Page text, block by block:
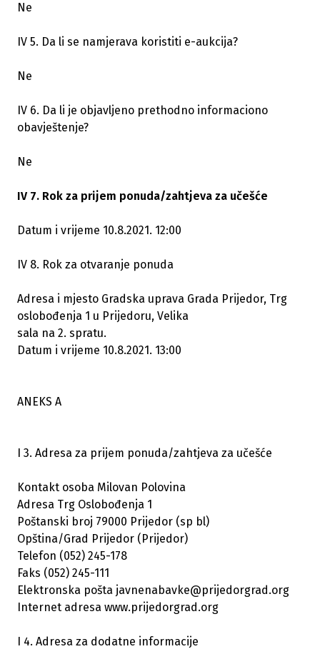
Ne
IV 5. Da li se namjerava koristiti e-aukcija?
Ne
IV 6. Da li je objavljeno prethodno informaciono
obavještenje?
Ne
IV 7. Rok za prijem ponuda/zahtjeva za učešće
Datum i vrijeme 10.8.2021. 12:00
IV 8. Rok za otvaranje ponuda
Adresa i mjesto Gradska uprava Grada Prijedor, Trg
oslobođenja 1 u Prijedoru, Velika
sala na 2. spratu.
Datum i vrijeme 10.8.2021. 13:00
ANEKS A
I 3. Adresa za prijem ponuda/zahtjeva za učešće
Kontakt osoba Milovan Polovina
Adresa Trg Oslobođenja 1
Poštanski broj 79000 Prijedor (sp bl)
Opština/Grad Prijedor (Prijedor)
Telefon (052) 245-178
Faks (052) 245-111
Elektronska pošta javnenabavke@prijedorgrad.org
Internet adresa www.prijedorgrad.org
I 4. Adresa za dodatne informacije